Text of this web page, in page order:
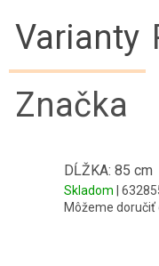
Varianty
Značka
DĹŽKA: 85 cm
Skladom |
Môžeme doručiť